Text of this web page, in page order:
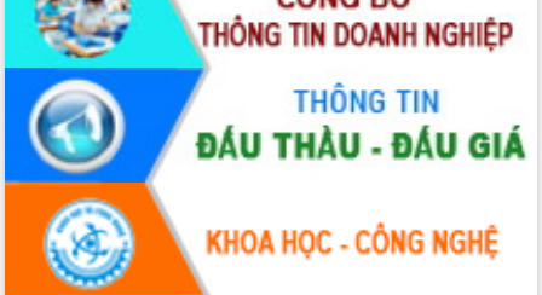
Đắk Lắk phát động hưởng ứng Ngày
Quyền của người tiêu dùng Việt Nam
2026
Đẩy mạnh cải cách hành chính, quyết
tâm đạt được mục tiêu tăng trưởng
hai con số trong năm 2026
Tổ chức trang trọng Lễ hội Đền thờ
Lương Văn Chánh năm 2026
Phó Bí thư Tỉnh ủy Đắk Lắk Đỗ Hữu
Huy giữ chức Bí thư Đảng ủy Ủy Ban
Nhân dân tỉnh